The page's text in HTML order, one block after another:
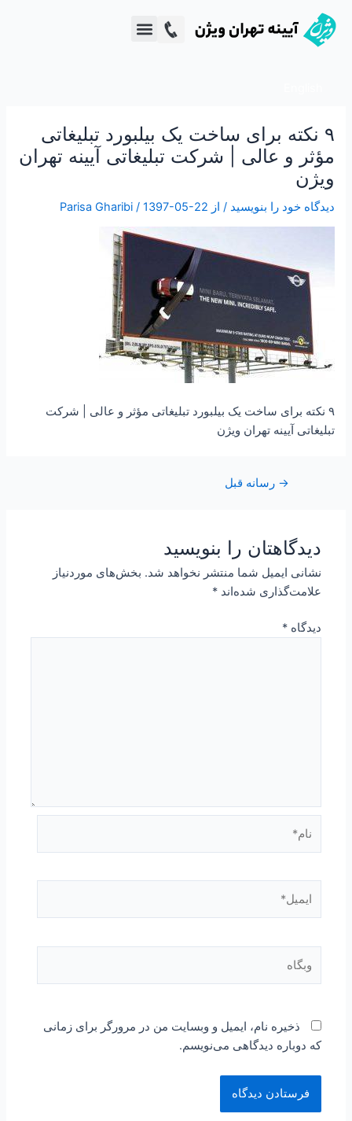
۹ نکته برای ساخت یک بیلبورد تبلیغاتی
مؤثر و عالی | شرکت تبلیغاتی آیینه تهران
ویژن
دیدگاه‌ خود را بنویسید / از Parisa Gharibi / 1397-05-22
۹ نکته برای ساخت یک بیلبورد تبلیغاتی مؤثر و عالی | شرکت
تبلیغاتی آیینه تهران ویژن
نوشته
→ رسانه قبل
دیدگاهتان را بنویسید
نشانی ایمیل شما منتشر نخواهد شد. بخش‌های موردنیاز
علامت‌گذاری شده‌اند*
دیدگاه*
ذخیره نام، ایمیل و وبسایت من در مرورگر برای زمانی
که دوباره دیدگاهی می‌نویسم.